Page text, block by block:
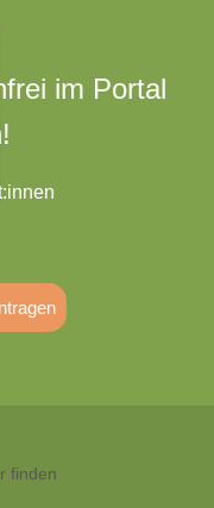
im Portal